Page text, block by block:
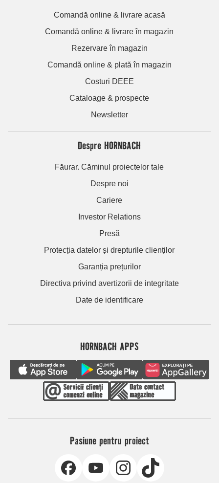
Comandă online & livrare acasă
Comandă online & livrare în magazin
Rezervare în magazin
Comandă online & plată în magazin
Costuri DEEE
Cataloage & prospecte
Newsletter
Despre HORNBACH
Făurar. Căminul proiectelor tale
Despre noi
Cariere
Investor Relations
Presă
Protecția datelor și drepturile clienților
Garanția prețurilor
Directiva privind avertizorii de integritate
Date de identificare
HORNBACH APPS
Pasiune pentru proiect